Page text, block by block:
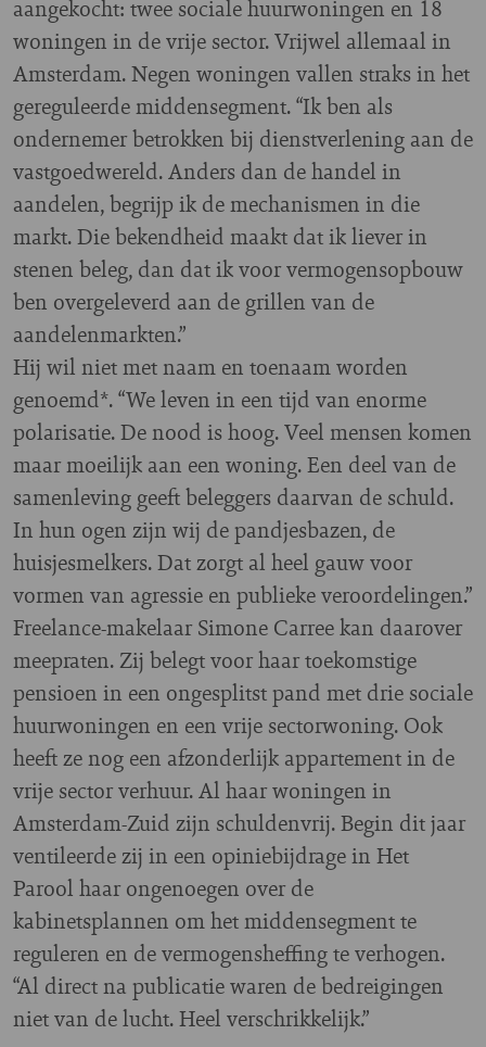
aangekocht: twee sociale huurwoningen en 18
woningen in de vrije sector. Vrijwel allemaal in
Amsterdam. Negen woningen vallen straks in het
gereguleerde middensegment. “Ik ben als
ondernemer betrokken bij dienstverlening aan de
vastgoedwereld. Anders dan de handel in
aandelen, begrijp ik de mechanismen in die
markt. Die bekendheid maakt dat ik liever in
stenen beleg, dan dat ik voor vermogensopbouw
ben overgeleverd aan de grillen van de
aandelenmarkten.”
Hij wil niet met naam en toenaam worden
genoemd*. “We leven in een tijd van enorme
polarisatie. De nood is hoog. Veel mensen komen
maar moeilijk aan een woning. Een deel van de
samenleving geeft beleggers daarvan de schuld.
In hun ogen zijn wij de pandjesbazen, de
huisjesmelkers. Dat zorgt al heel gauw voor
vormen van agressie en publieke veroordelingen.”
Freelance-makelaar Simone Carree kan daarover
meepraten. Zij belegt voor haar toekomstige
pensioen in een ongesplitst pand met drie sociale
huurwoningen en een vrije sectorwoning. Ook
heeft ze nog een afzonderlijk appartement in de
vrije sector verhuur. Al haar woningen in
Amsterdam-Zuid zijn schuldenvrij. Begin dit jaar
ventileerde zij in een opiniebijdrage in Het
Parool haar ongenoegen over de
kabinetsplannen om het middensegment te
reguleren en de vermogensheffing te verhogen.
“Al direct na publicatie waren de bedreigingen
niet van de lucht. Heel verschrikkelijk.”